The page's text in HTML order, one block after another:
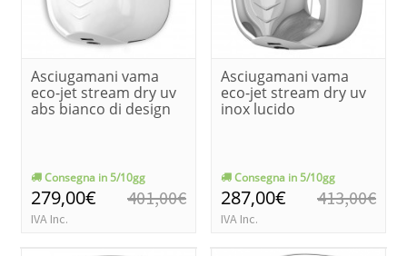
Asciugamani vama
eco-jet stream dry uv
abs bianco di design
Consegna in 5/10gg
279,00€
IVA Inc.
401,00€
Asciugamani vama
eco-jet stream dry uv
inox lucido
Consegna in 5/10gg
287,00€
IVA Inc.
413,00€